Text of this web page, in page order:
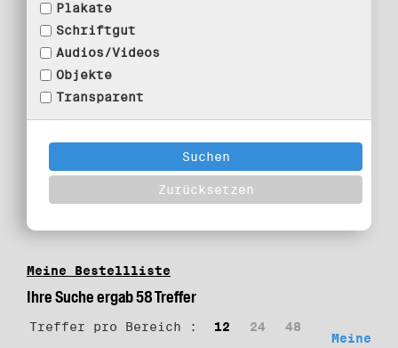
Plakate
Schriftgut
Audios/Videos
Objekte
Transparent
Meine Bestellliste
Ihre Suche ergab 58 Treffer
Treffer pro Bereich : 12 24
48
Meine